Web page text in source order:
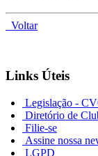
Voltar
Links Úteis
Legislação -
Diretório de
Filie-se
Assine nossa
LGPD